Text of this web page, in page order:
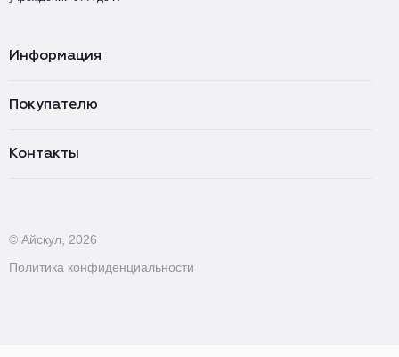
Информация
Покупателю
Контакты
© Айскул, 2026
Политика конфиденциальности